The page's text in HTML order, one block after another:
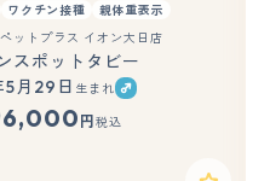
ワクチン接種 親体重表示
ペットプラス イオン大日店
スポットタビー
月29日 生まれ
円 税込